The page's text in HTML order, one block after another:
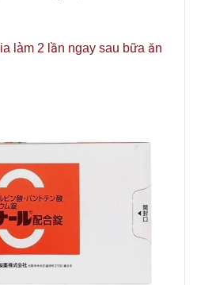
làm 2 lần ngay sau bữa ăn